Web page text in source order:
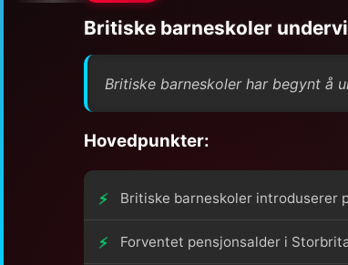
Britiske barneskoler
Britiske barneskoler har begynt å
Hovedpunkter:
Britiske barneskoler introduserer
Forventet pensjonsalder i